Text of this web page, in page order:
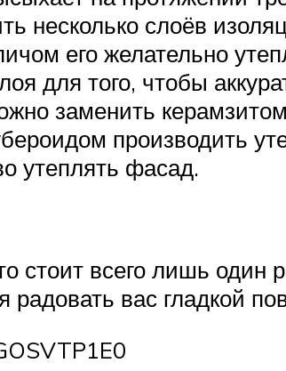
несколько слоёв
его желательно
для того, чтобы
заменить
производить
утеплять фасад.
стоит всего лишь
радовать вас гладкой